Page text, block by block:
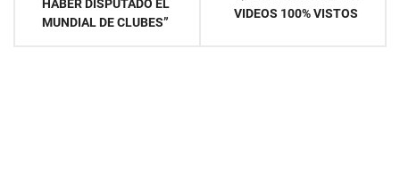
HABER DISPUTADO EL
MUNDIAL DE CLUBES”
VIDEOS 100% VISTOS